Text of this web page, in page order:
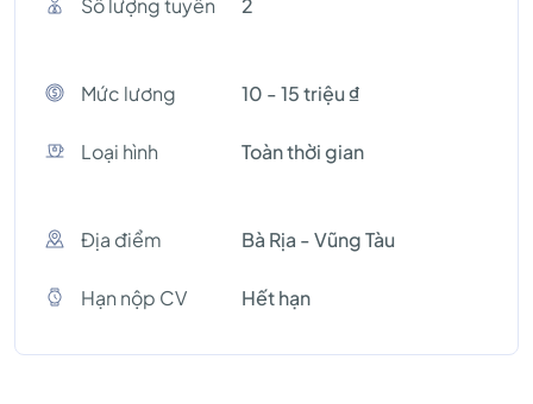
Mức lương 10 - 15 triệu ₫
Loại hình Toàn thời gian
Địa điểm Bà Rịa - Vũng Tàu
Hạn nộp CV Hết hạn